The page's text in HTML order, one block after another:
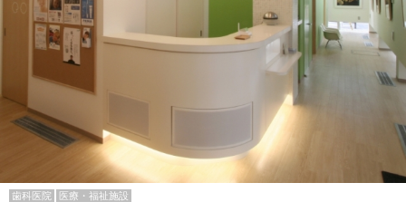
歯科医院 医療・福祉施設